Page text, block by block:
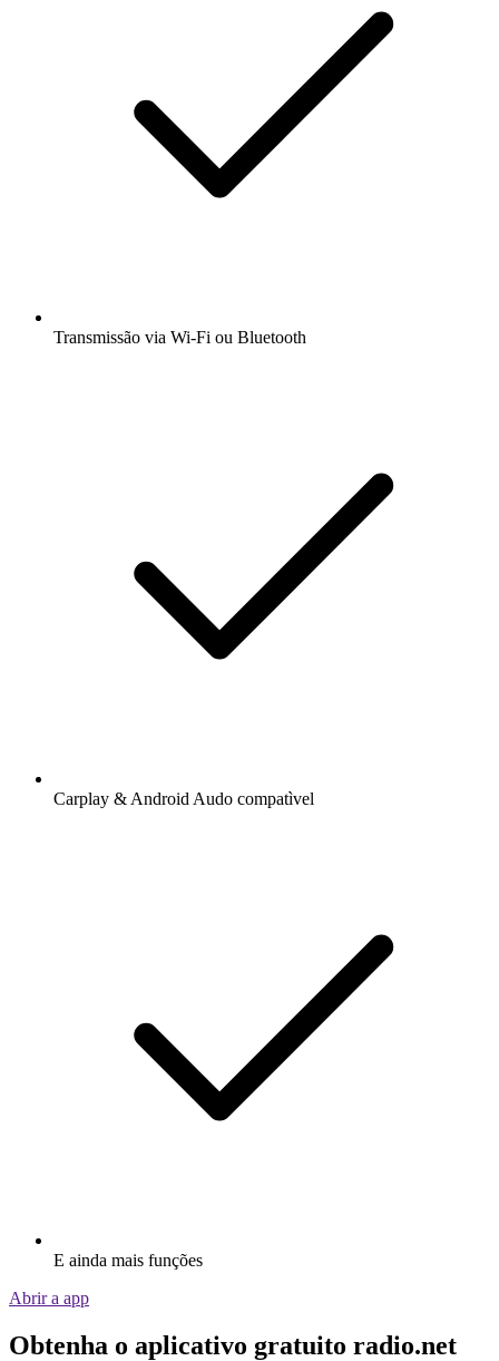
Transmissão via Wi-Fi ou Bluetooth
Carplay & Android Audo compatìvel
E ainda mais funções
Abrir a app
Obtenha o aplicativo gratuito radio.net